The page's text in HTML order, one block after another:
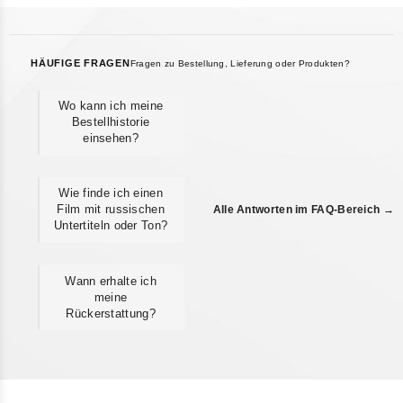
HÄUFIGE FRAGENFragen zu Bestellung, Lieferung oder Produkten?
Wo kann ich meine
Bestellhistorie
einsehen?
Wie finde ich einen
Film mit russischen
Untertiteln oder Ton?
Wann erhalte ich
meine
Rückerstattung?
Alle Antworten im FAQ-Bereich →